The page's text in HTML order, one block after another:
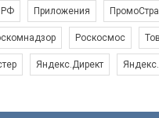
РФ Приложения
Роскосмос
Яндекс.Директ